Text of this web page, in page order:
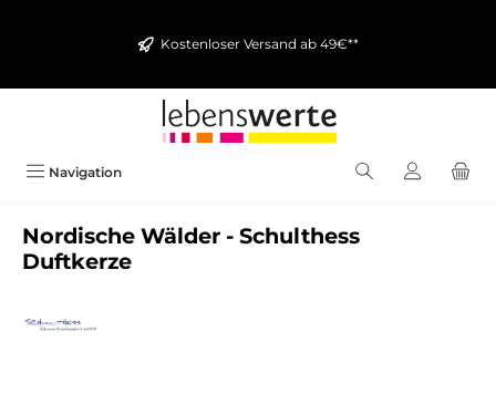
Kostenloser Versand ab 49€**
Navigation
Nordische Wälder - Schulthess
Duftkerze